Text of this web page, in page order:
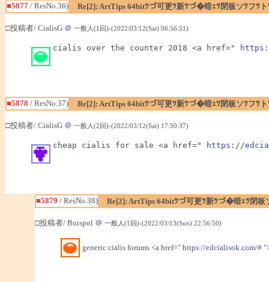
■5877 / ResNo.36) Re[2]: ArtTips 64bitﾂづ可更ﾂ新ﾂづ�暗ｪﾂ閉板ソﾂフﾂ
□投稿者/ CialisG ＠ 一般人(1回)-(2022/03/12(Sat) 06:56:51)
cialis over the counter 2018 <a href="
■5878 / ResNo.37) Re[2]: ArtTips 64bitﾂづ可更ﾂ新ﾂづ�暗ｪﾂ閉板ソﾂフﾂ
□投稿者/ CialisG ＠ 一般人(2回)-(2022/03/12(Sat) 17:50:37)
cheap cialis for sale <a href=" https://
■5879 / ResNo.38) Re[2]: ArtTips 64bitﾂづ可更ﾂ新ﾂづ�暗ｪﾂ閉
□投稿者/ Buispol ＠ 一般人(1回)-(2022/03/13(Sun) 22:56:50)
generic cialis forums <a href=" https://edcialisok.com/#